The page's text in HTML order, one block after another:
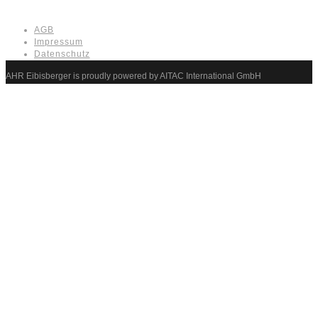
AGB
Impressum
Datenschutz
AHR Eibisberger is proudly powered by AITAC International GmbH